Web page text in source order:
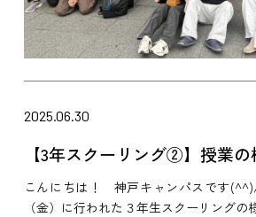
2025.06.30
【3年スクーリング②】授業
こんにちは！ 神戸キャンパスです
（金）に行われた３年生スクーリングの